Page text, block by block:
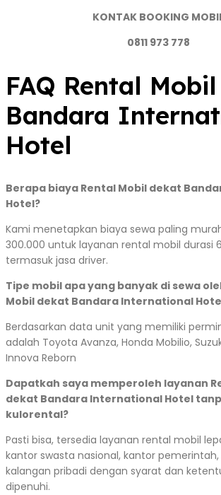
KONTAK BOOKING
0811 973 778
FAQ Rental
Bandara
Hotel
Berapa biaya Rental Mobil dekat
Hotel?
Kami menetapkan biaya sewa paling
300.000 untuk layanan rental mobil durasi
termasuk jasa driver.
Tipe mobil apa yang banyak di sewa
Mobil dekat Bandara International
Berdasarkan data unit yang memiliki
adalah Toyota Avanza, Honda Mobilio,
Innova Reborn
Dapatkah saya memperoleh layanan
dekat Bandara International Hotel
kulorental?
Pasti bisa, tersedia layanan rental mobil
kantor swasta nasional, kantor pemerintah,
kalangan pribadi dengan syarat dan
dipenuhi.